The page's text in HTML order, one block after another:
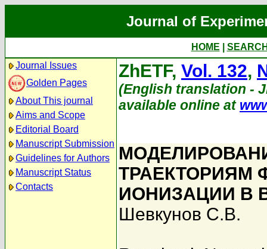
Journal of
HOME
Journal Issues
Golden Pages
About This journal
Aims and Scope
Editorial Board
Manuscript Submission
Guidelines for Authors
Manuscript Status
Contacts
ZhETF, Vol. 132,
(English translation -
available online at
ТРАЕКТОРИЯМ
ИОНИЗАЦИИ В
Шевкунов С.В.